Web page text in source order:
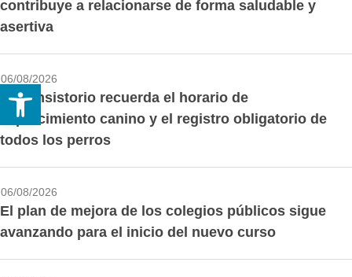
Abrir barra de herramientas
contribuye a relacionarse de forma saludable y
asertiva
06/08/2026
El Consistorio recuerda el horario de
esparcimiento canino y el registro obligatorio de
todos los perros
06/08/2026
El plan de mejora de los colegios públicos sigue
avanzando para el inicio del nuevo curso